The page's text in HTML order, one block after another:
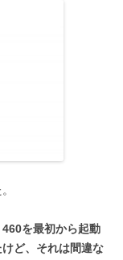
を最初から起動
ど、それは間違な